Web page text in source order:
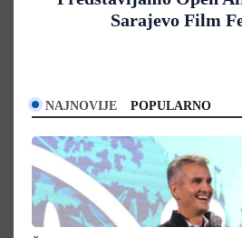
Sarajevo Film
NAJNOVIJE POPULARNO